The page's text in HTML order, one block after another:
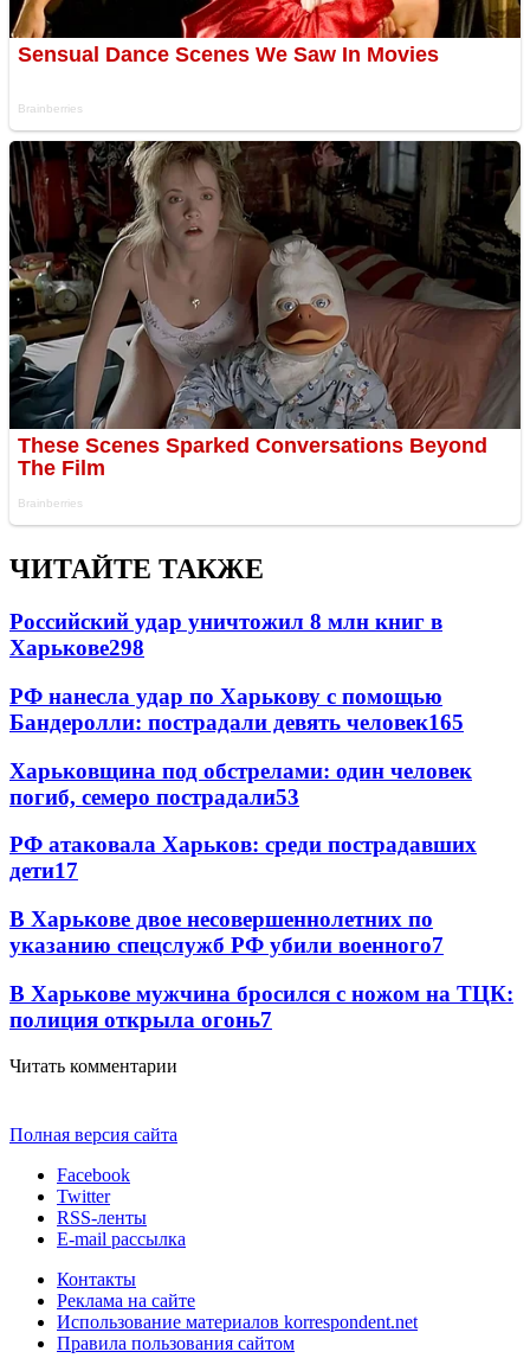
ЧИТАЙТЕ ТАКЖЕ
Российский удар уничтожил 8 млн книг в
Харькове298
РФ нанесла удар по Харькову с помощью
Бандеролли: пострадали девять человек165
Харьковщина под обстрелами: один человек
погиб, семеро пострадали53
РФ атаковала Харьков: среди пострадавших
дети17
В Харькове двое несовершеннолетних по
указанию спецслужб РФ убили военного7
В Харькове мужчина бросился с ножом на ТЦК:
полиция открыла огонь7
Читать комментарии
Полная версия сайта
Facebook
Twitter
RSS-ленты
E-mail рассылка
Контакты
Реклама на сайте
Использование материалов korrespondent.net
Правила пользования сайтом